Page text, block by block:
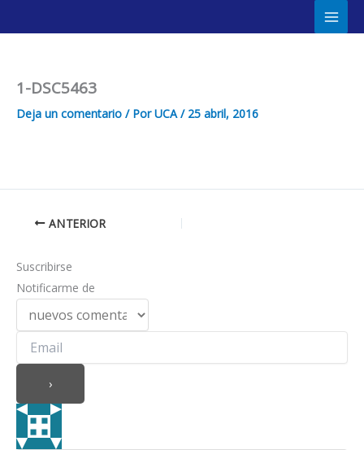
al
Main
1-DSC5463
Deja un comentario / PorUCA/ 25 abril, 2016
ANTERIOR
Suscribirse
Notificarme de